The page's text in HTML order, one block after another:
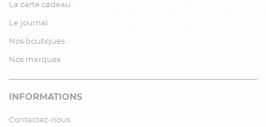
La carte cadeau
Le journal
Nos boutiques
Nos marques
INFORMATIONS
Contactez-nous